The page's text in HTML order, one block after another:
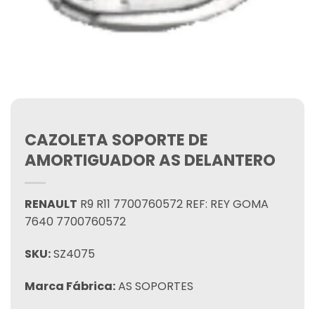
CAZOLETA SOPORTE DE
AMORTIGUADOR AS DELANTERO
RENAULT R9 R11 7700760572 REF: REY GOMA
7640 7700760572
SKU:SZ4075
Marca Fábrica:AS SOPORTES